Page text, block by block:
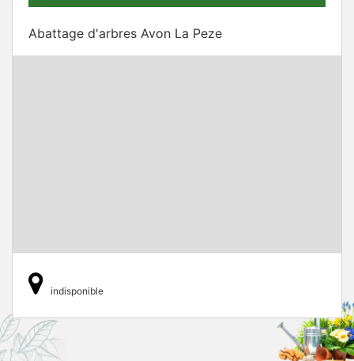
Abattage d'arbres Avon La Peze
indisponible